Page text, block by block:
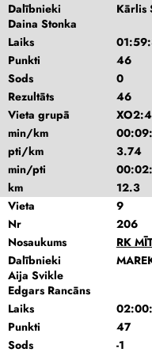
Dalībnieki
Kārlis
Daina Stonka
Laiks
Punkti
46
Sods
0
Rezultāts
46
Vieta grupā
XO2:4
min/km
pti/km
3.74
min/pti
km
12.3
Vieta
9
Nr
206
Nosaukums
RK
Dalībnieki
Aija Svikle
Edgars Rancāns
Laiks
Punkti
47
Sods
-1